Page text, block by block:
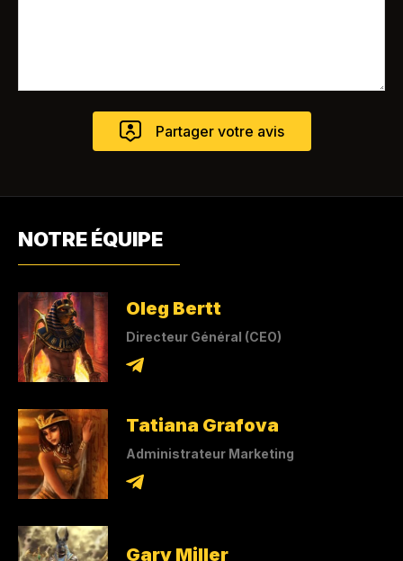
NOTRE ÉQUIPE
Oleg Bertt
Directeur Général (CEO)
Tatiana Grafova
Administrateur Marketing
Gary Miller